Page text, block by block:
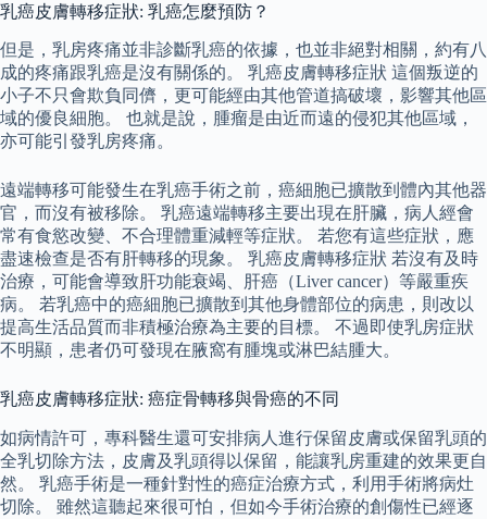
乳癌皮膚轉移症狀: 乳癌怎麼預防？
但是，乳房疼痛並非診斷乳癌的依據，也並非絕對相關，約有八
成的疼痛跟乳癌是沒有關係的。 乳癌皮膚轉移症狀 這個叛逆的
小子不只會欺負同儕，更可能經由其他管道搞破壞，影響其他區
域的優良細胞。 也就是說，腫瘤是由近而遠的侵犯其他區域，
亦可能引發乳房疼痛。
遠端轉移可能發生在乳癌手術之前，癌細胞已擴散到體內其他器
官，而沒有被移除。 乳癌遠端轉移主要出現在肝臟，病人經會
常有食慾改變、不合理體重減輕等症狀。 若您有這些症狀，應
盡速檢查是否有肝轉移的現象。 乳癌皮膚轉移症狀 若沒有及時
治療，可能會導致肝功能衰竭、肝癌（Liver cancer）等嚴重疾
病。 若乳癌中的癌細胞已擴散到其他身體部位的病患，則改以
提高生活品質而非積極治療為主要的目標。 不過即使乳房症狀
不明顯，患者仍可發現在腋窩有腫塊或淋巴結腫大。
乳癌皮膚轉移症狀: 癌症骨轉移與骨癌的不同
如病情許可，專科醫生還可安排病人進行保留皮膚或保留乳頭的
全乳切除方法，皮膚及乳頭得以保留，能讓乳房重建的效果更自
然。 乳癌手術是一種針對性的癌症治療方式，利用手術將病灶
切除。 雖然這聽起來很可怕，但如今手術治療的創傷性已經逐